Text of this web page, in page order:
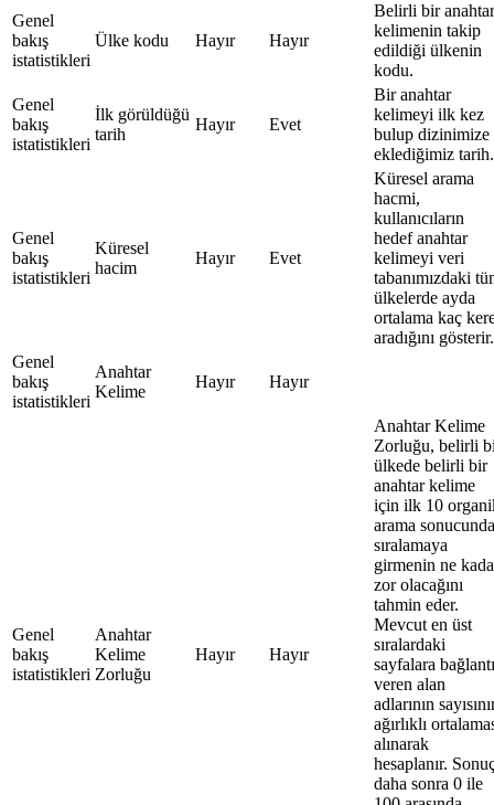
Genel
bakış
istatistikleri
Ülke kodu Hayır Hayır
Belirli bir anahtar
kelimenin takip
edildiği ülkenin
kodu.
Genel
bakış
istatistikleri
İlk görüldüğü
tarih
Hayır Evet
Bir anahtar
kelimeyi ilk kez
bulup dizinimize
eklediğimiz tarih.
Genel
bakış
istatistikleri
Küresel
hacim
Hayır Evet
Küresel arama
hacmi,
kullanıcıların
hedef anahtar
kelimeyi veri
tabanımızdaki
ülkelerde ayda
ortalama kaç
aradığını gösterir.
Genel
bakış
istatistikleri
Anahtar
Kelime
Hayır Hayır
Genel
bakış
istatistikleri
Anahtar
Kelime
Zorluğu
Hayır Hayır
Anahtar Kelime
Zorluğu, belirli
ülkede belirli bir
anahtar kelime
için ilk 10
arama sonucunda
sıralamaya
girmenin ne
zor olacağını
tahmin eder.
Mevcut en üst
sıralardaki
sayfalara bağlantı
veren alan
adlarının
ağırlıklı
alınarak
hesaplanır.
daha sonra 0 ile